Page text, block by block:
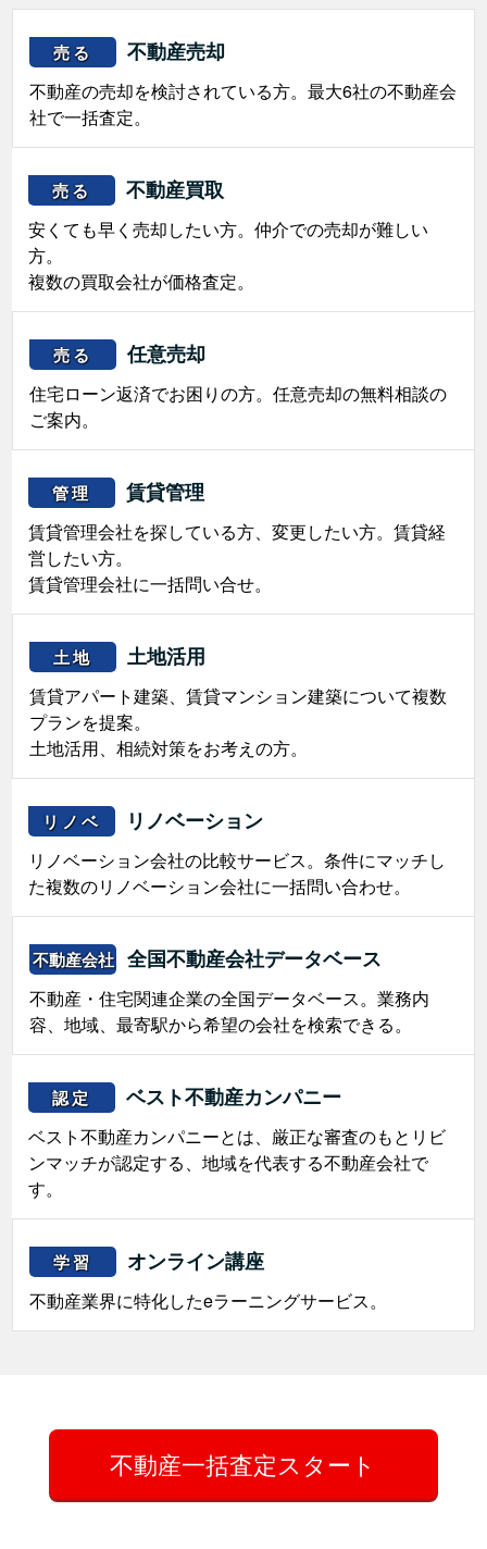
売る 不動産売却
不動産の売却を検討されている方。最大6社の不動産会
社で一括査定。
売る 不動産買取
安くても早く売却したい方。仲介での売却が難しい
方。
複数の買取会社が価格査定。
売る 任意売却
住宅ローン返済でお困りの方。任意売却の無料相談の
ご案内。
管理 賃貸管理
賃貸管理会社を探している方、変更したい方。賃貸経
営したい方。
賃貸管理会社に一括問い合せ。
土地 土地活用
賃貸アパート建築、賃貸マンション建築について複数
プランを提案。
土地活用、相続対策をお考えの方。
リノベ リノベーション
リノベーション会社の比較サービス。条件にマッチし
た複数のリノベーション会社に一括問い合わせ。
不動産会社 全国不動産会社データベース
不動産・住宅関連企業の全国データベース。業務内
容、地域、最寄駅から希望の会社を検索できる。
認定 ベスト不動産カンパニー
ベスト不動産カンパニーとは、厳正な審査のもとリビ
ンマッチが認定する、地域を代表する不動産会社で
す。
学習 オンライン講座
不動産業界に特化したeラーニングサービス。
不動産一括査定スタート